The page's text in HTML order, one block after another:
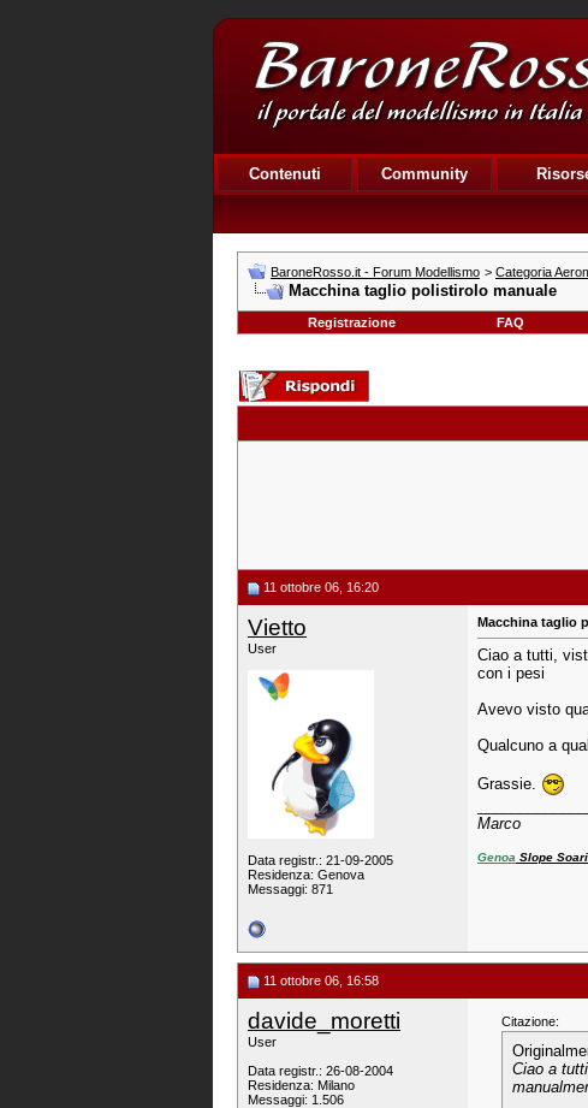
Contenuti Community
BaroneRosso.it - Forum Modellismo > Categoria
Macchina taglio polistirolo manuale
Registrazione
FAQ
11 ottobre 06, 16:20
Vietto
User
Data registr.: 21-09-2005
Residenza: Genova
Messaggi: 871
Macchina taglio
Ciao a tutti,
con i pesi
Avevo visto
Qualcuno a
Grassie.
Marco
Genoa Slope
11 ottobre 06, 16:58
davide_moretti
User
Data registr.: 26-08-2004
Residenza: Milano
Messaggi: 1.506
Citazione:
Ciao a